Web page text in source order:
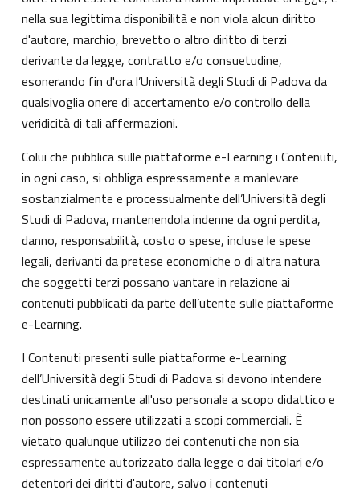
nella sua legittima disponibilità e non viola alcun diritto
d'autore, marchio, brevetto o altro diritto di terzi
derivante da legge, contratto e/o consuetudine,
esonerando fin d'ora l’Università degli Studi di Padova da
qualsivoglia onere di accertamento e/o controllo della
veridicità di tali affermazioni.
Colui che pubblica sulle piattaforme e-Learning i Contenuti,
in ogni caso, si obbliga espressamente a manlevare
sostanzialmente e processualmente dell’Università degli
Studi di Padova, mantenendola indenne da ogni perdita,
danno, responsabilità, costo o spese, incluse le spese
legali, derivanti da pretese economiche o di altra natura
che soggetti terzi possano vantare in relazione ai
contenuti pubblicati da parte dell’utente sulle piattaforme
e-Learning.
I Contenuti presenti sulle piattaforme e-Learning
dell’Università degli Studi di Padova si devono intendere
destinati unicamente all'uso personale a scopo didattico e
non possono essere utilizzati a scopi commerciali. È
vietato qualunque utilizzo dei contenuti che non sia
espressamente autorizzato dalla legge o dai titolari e/o
detentori dei diritti d'autore, salvo i contenuti